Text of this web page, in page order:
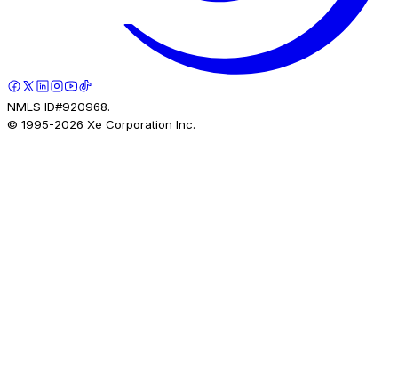
NMLS ID#920968.
© 1995-2026 Xe Corporation Inc.